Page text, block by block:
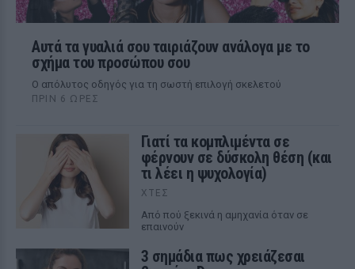
Αυτά τα γυαλιά σου ταιριάζουν ανάλογα με το
σχήμα του προσώπου σου
Ο απόλυτος οδηγός για τη σωστή επιλογή σκελετού
ΠΡΙΝ 6 ΏΡΕΣ
Γιατί τα κομπλιμέντα σε
φέρνουν σε δύσκολη θέση (και
τι λέει η ψυχολογία)
ΧΤΕΣ
Από πού ξεκινά η αμηχανία όταν σε
επαινούν
3 σημάδια πως χρειάζεσαι